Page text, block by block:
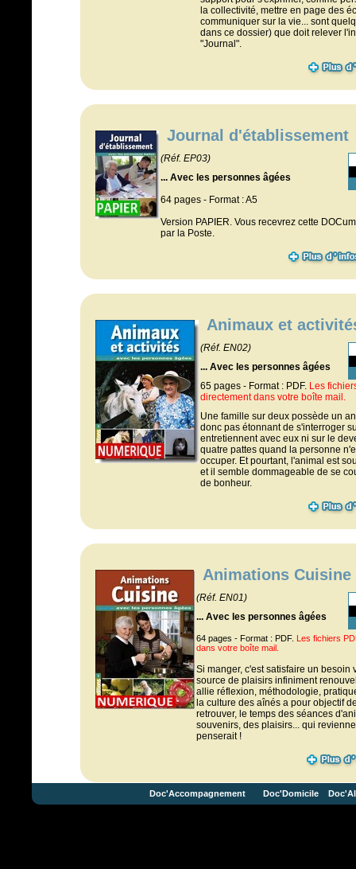
la collectivité, mettre en page des
communiquer sur la vie... sont
dans ce dossier) que doit relever
"Journal".
Journal d'établissement
(Réf. EP03)
... Avec les personnes âgées
64 pages - Format : A5
Version PAPIER. Vous recevrez cette
par la Poste.
Animaux et
(Réf. EN02)
... Avec les personnes âgées
65 pages - Format : PDF. Les
directement dans votre boîte mail.
Une famille sur deux possède un
donc pas étonnant de s'interroger
entretiennent avec eux ni sur le
quatre pattes quand la personne
occuper. Et pourtant, l'animal est
et il semble dommageable de se
de bonheur.
Animations Cuisine
(Réf. EN01)
... Avec les personnes âgées
64 pages - Format : PDF. Les fichiers
dans votre boîte mail.
Si manger, c'est satisfaire un besoin
source de plaisirs infiniment
allie réflexion, méthodologie,
la culture des aînés a pour objectif
retrouver, le temps des séances
souvenirs, des plaisirs... qui
penserait !
Doc'Accompagnement Doc'Domicile